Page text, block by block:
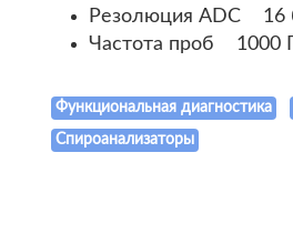
Резолюция ADC 16
Частота проб 1000
Функциональная диагностика
Спироанализаторы